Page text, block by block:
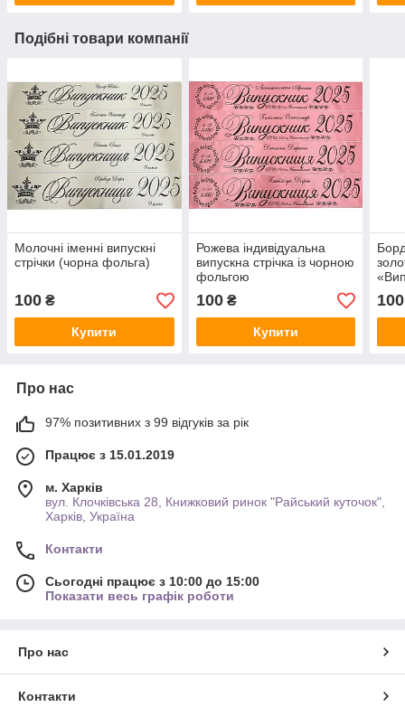
Подібні товари компанії
Молочні іменні випускні
стрічки (чорна фольга)
100 ₴
Купити
Рожева індивідуальна
випускна стрічка із чорною
фольгою
100₴
Купити
100
Про нас
97% позитивних з 99 відгуків за рік
Працює з 15.01.2019
м. Харків
вул. Клочківська 28, Книжковий ринок "Райський куточок",
Харків, Україна
Контакти
Сьогодні працює з 10:00 до 15:00
Показати весь графік роботи
Про нас
Контакти